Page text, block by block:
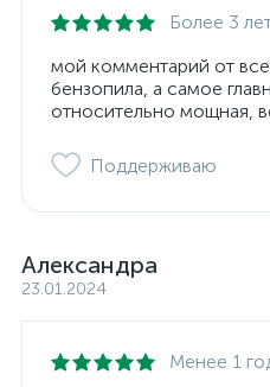
Более 3
мой комментарий от
бензопила, а самое
относительно мощная,
Поддерживаю
Александра
23.01.2024
Менее 1